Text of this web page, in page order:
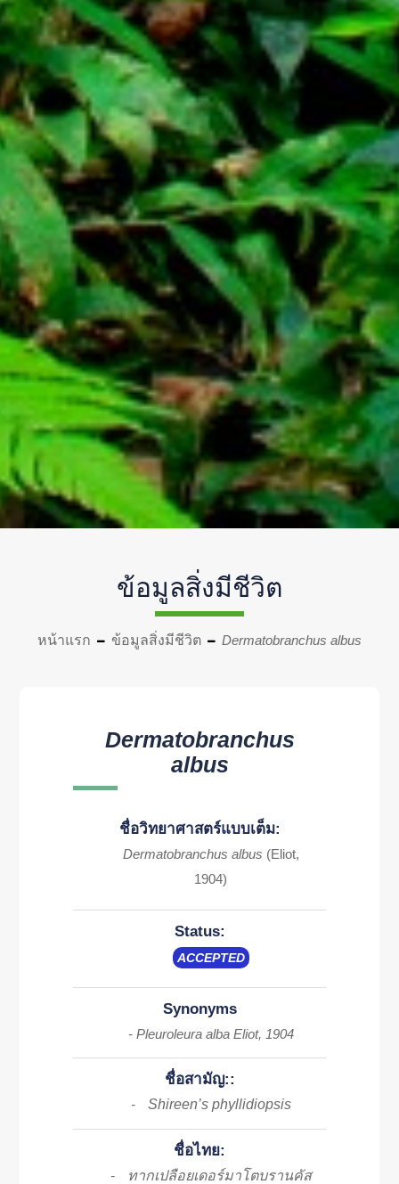
ข้อมูลสิ่งมีชีวิต
หน้าแรก ข้อมูลสิ่งมีชีวิต Dermatobranchus albus
Dermatobranchus
albus
ชื่อวิทยาศาสตร์แบบเต็ม:
Dermatobranchus albus (Eliot,
1904)
Status:
ACCEPTED
Synonyms
- Pleuroleura alba Eliot, 1904
ชื่อสามัญ::
- Shireen’s phyllidiopsis
ชื่อไทย:
- ทากเปลือยเดอร์มาโตบรานคัส